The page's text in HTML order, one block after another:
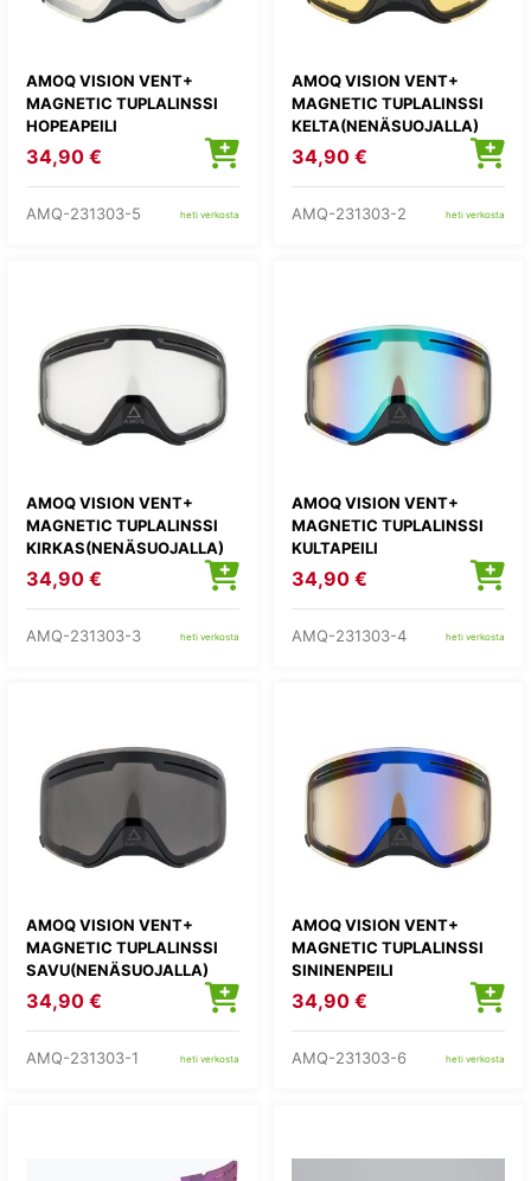
AMOQ VISION VENT+
MAGNETIC TUPLALINSSI
HOPEAPEILI
(NENÄSUOJALLA)
34,90 €
AMQ-231303-5 heti verkosta
AMOQ VISION VENT+
MAGNETIC TUPLALINSSI
KELTA(NENÄSUOJALLA)
34,90 €
AMQ-231303-2 heti verkosta
AMOQ VISION VENT+
MAGNETIC TUPLALINSSI
KIRKAS(NENÄSUOJALLA)
34,90 €
AMQ-231303-3 heti verkosta
AMOQ VISION VENT+
MAGNETIC TUPLALINSSI
KULTAPEILI
(NENÄSUOJALLA)
34,90 €
AMQ-231303-4 heti verkosta
AMOQ VISION VENT+
MAGNETIC TUPLALINSSI
SAVU(NENÄSUOJALLA)
34,90 €
AMQ-231303-1 heti verkosta
AMOQ VISION VENT+
MAGNETIC TUPLALINSSI
SININENPEILI
(NENÄSUOJALLA)
34,90 €
AMQ-231303-6 heti verkosta